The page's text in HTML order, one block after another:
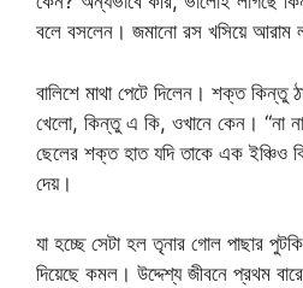
বলে বসলেন। জমানো রস খসিয়ে আরাম
বালিশে মাথা পেটে দিলেন। শক্ত কিন্তু
খেলো, কিন্তু এ কি, ওখানে কেন। “না
ছেলের শক্ত হাত যদি তাকে এক ইঞ্চিও
দেয়।
যা হচ্ছে সেটা হল তৃনার গোল পাছার
দিয়েছে কমল। উদ্দেশ্য জীবনে প্রথম